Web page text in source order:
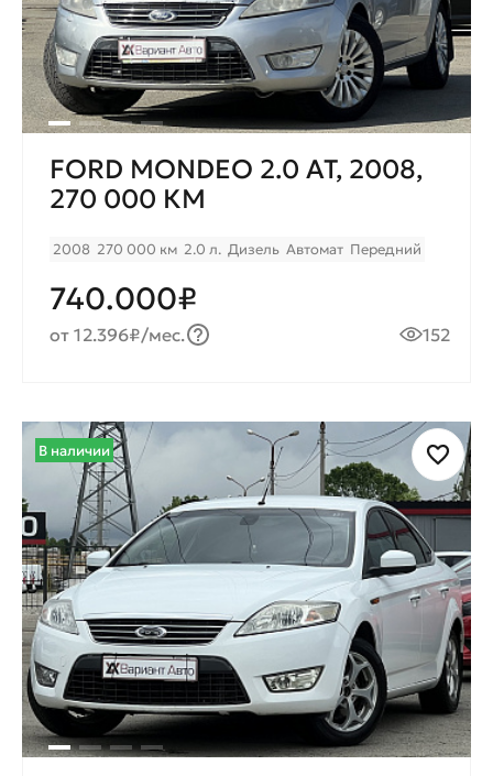
FORD MONDEO 2.0 AT, 2008,
270 000 КМ
2008 270 000 км 2.0 л. Дизель Автомат Передний
740.000₽
от 12.396₽/мес. 152
В наличии